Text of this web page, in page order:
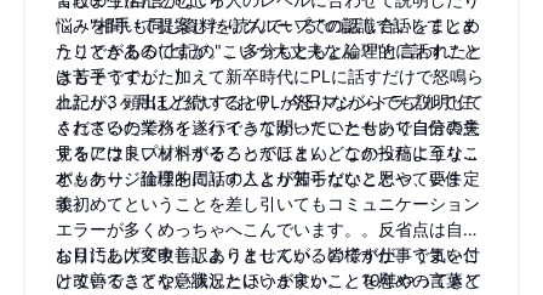
悩みを聞いて提案したりグループでの話し合いをまとめ
たりできるのですが。。多分もともと論理的に話すこと
は苦手ですが、加えて新卒時代にPLに話すだけで怒鳴ら
れたり、頭出しだけするとPLが怒りながらでも説明して
くださるのでハイ、ハイって聞いていたせいで自分の意
見をアウトプットすることがほとんどなかったようなこ
ともあり、論理的に話すことが苦手だなと思っていま
す。
・"相手も同じ資料を読んでいる"の認識で話してしま
うことがある(上記の"こいつ大丈夫なん？"と言われたと
きもそうでした)
上記が3ヶ月ほど続いており、今日マシントラブルで任
されていた業務を遂行できなかったこともあり自信喪失
するには良い材料がそろってしまい、この投稿に至りま
す。
パッケージ仕様を周りの人より知らないことや、要件定
義初めてということを差し引いてもコミュニケーション
エラーが多くめっちゃへこんでいます。。反省点は自分
なりにあげて改善しようとしているのですが、うまいこ
と改善できてない状況といいますか。。10年やってきて
お目汚し大変申し訳ありませんが、皆様が仕事で気を付
けていることや意識したほうが良いことを慰めの言葉と